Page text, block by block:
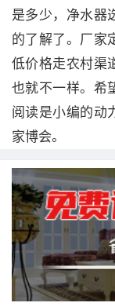
是多少，净水器
的了解了。厂家
低价格走农村渠
也就不一样。希
阅读是小编的动
家博会。